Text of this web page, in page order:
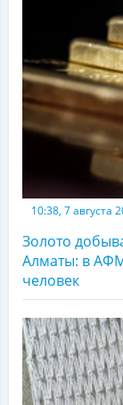
10:38, 7 августа
Золото
Алматы: в
человек